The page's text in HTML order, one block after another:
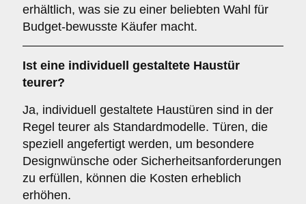
erhältlich, was sie zu einer beliebten Wahl für
Budget-bewusste Käufer macht.
Ist eine individuell gestaltete Haustür
teurer?
Ja, individuell gestaltete Haustüren sind in der
Regel teurer als Standardmodelle. Türen, die
speziell angefertigt werden, um besondere
Designwünsche oder Sicherheitsanforderungen
zu erfüllen, können die Kosten erheblich
erhöhen.